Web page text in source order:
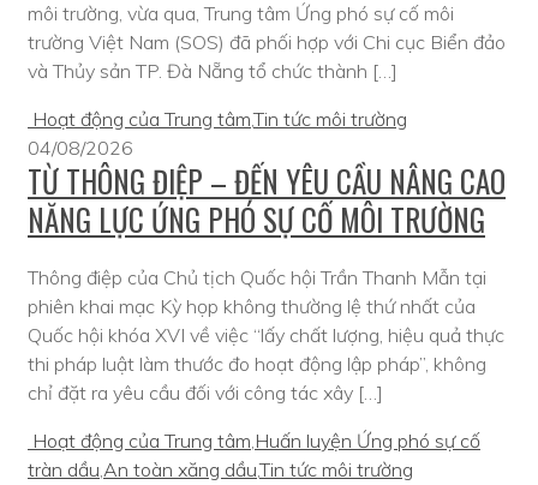
môi trường, vừa qua, Trung tâm Ứng phó sự cố môi
trường Việt Nam (SOS) đã phối hợp với Chi cục Biển đảo
và Thủy sản TP. Đà Nẵng tổ chức thành […]
Hoạt động của Trung tâm,Tin tức môi trường
04/08/2026
TỪ THÔNG ĐIỆP – ĐẾN YÊU CẦU NÂNG CAO
NĂNG LỰC ỨNG PHÓ SỰ CỐ MÔI TRƯỜNG
Thông điệp của Chủ tịch Quốc hội Trần Thanh Mẫn tại
phiên khai mạc Kỳ họp không thường lệ thứ nhất của
Quốc hội khóa XVI về việc “lấy chất lượng, hiệu quả thực
thi pháp luật làm thước đo hoạt động lập pháp”, không
chỉ đặt ra yêu cầu đối với công tác xây […]
Hoạt động của Trung tâm,Huấn luyện Ứng phó sự cố
tràn dầu,An toàn xăng dầu,Tin tức môi trường